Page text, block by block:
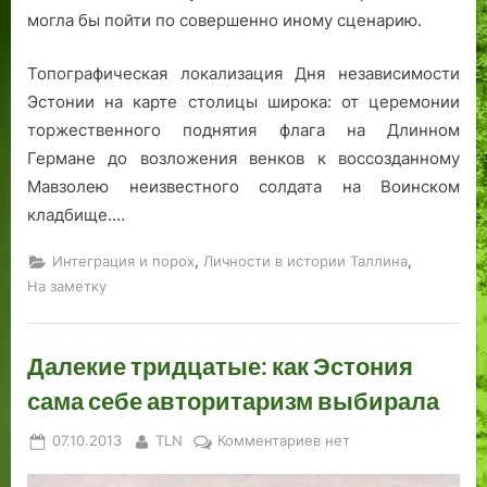
могла бы пойти по совершенно иному сценарию.
Топографическая локализация Дня независимости
Эстонии на карте столицы широка: от церемонии
торжественного поднятия флага на Длинном
Германе до возложения венков к воссозданному
Мавзолею неизвестного солдата на Воинском
кладбище.…
Интеграция и порох, Личности в истории Таллина,
На заметку
Далекие тридцатые: как Эстония
сама себе авторитаризм выбирала
Posted
07.10.2013 By
TLN Комментариевкнет